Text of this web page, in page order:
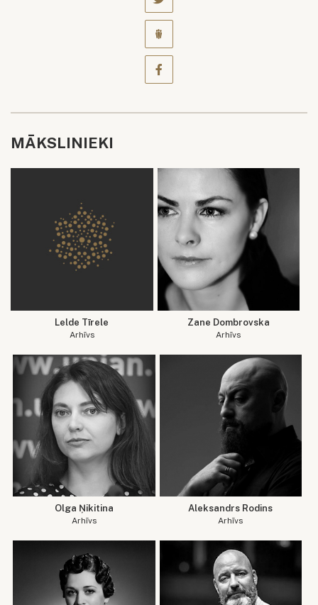
MĀKSLINIEKI
Lelde Tīrele
Arhīvs
Zane Dombrovska
Arhīvs
Olga Ņikitina
Arhīvs
Aleksandrs Rodins
Arhīvs